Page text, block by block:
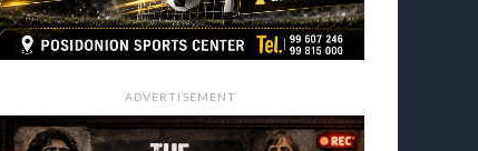
ADVERTISEMENT